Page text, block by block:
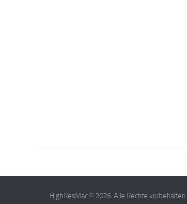
HighResMac © 2026. Alle Rechte vorbehalten.